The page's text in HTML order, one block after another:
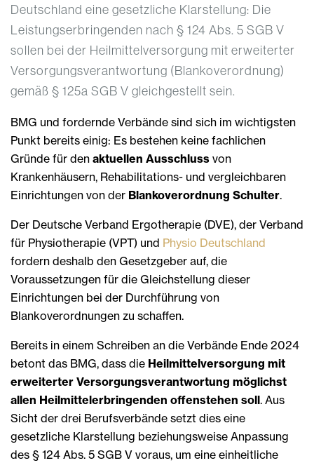
Deutschland eine gesetzliche Klarstellung: Die
Leistungserbringenden nach § 124 Abs. 5 SGB V
sollen bei der Heilmittelversorgung mit erweiterter
Versorgungsverantwortung (Blankoverordnung)
gemäß § 125a SGB V gleichgestellt sein.
BMG und fordernde Verbände sind sich im wichtigsten
Punkt bereits einig: Es bestehen keine fachlichen
Gründe für den aktuellen Ausschluss von
Krankenhäusern, Rehabilitations- und vergleichbaren
Einrichtungen von der Blankoverordnung Schulter.
Der Deutsche Verband Ergotherapie (DVE), der Verband
für Physiotherapie (VPT) und Physio Deutschland
fordern deshalb den Gesetzgeber auf, die
Voraussetzungen für die Gleichstellung dieser
Einrichtungen bei der Durchführung von
Blankoverordnungen zu schaffen.
Bereits in einem Schreiben an die Verbände Ende 2024
betont das BMG, dass die Heilmittelversorgung mit
erweiterter Versorgungsverantwortung möglichst
allen Heilmittelerbringenden offenstehen soll. Aus
Sicht der drei Berufsverbände setzt dies eine
gesetzliche Klarstellung beziehungsweise Anpassung
des § 124 Abs. 5 SGB V voraus, um eine einheitliche